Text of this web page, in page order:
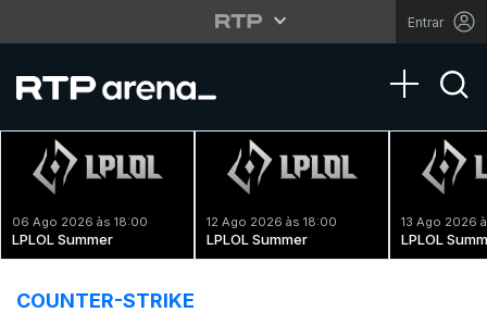
Entrar
Toggle
06 Ago 2026 às 18:00
LPLOL Summer
12 Ago 2026 às 18:00
LPLOL Summer
13 Ago 2026
LPLOL
COUNTER-STRIKE